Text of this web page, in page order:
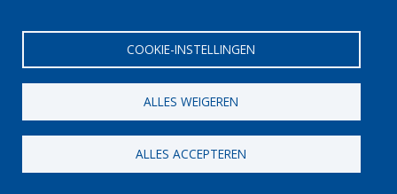
COOKIE-INSTELLINGEN
ALLES WEIGEREN
ALLES ACCEPTEREN